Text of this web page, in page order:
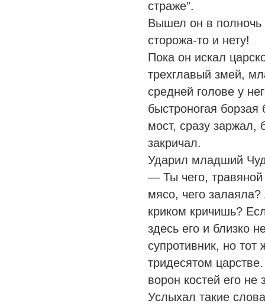
страже”.
Вышел он в полночь
сторожа-то и нету!
Пока он искал
трехглавый змей,
средней голове у
быстроногая борзая
мост, сразу заржал,
закричал.
Ударил младший
— Ты чего,
мясо, чего
криком кричишь?
здесь его и близко
супротивник, но тот
тридесятом
ворон костей его не
Услыхал такие